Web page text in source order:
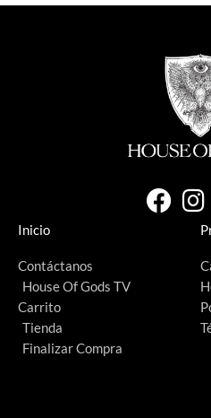
Inicio
Contáctanos
House Of Gods TV
Carrito
Tienda
Finalizar Compra